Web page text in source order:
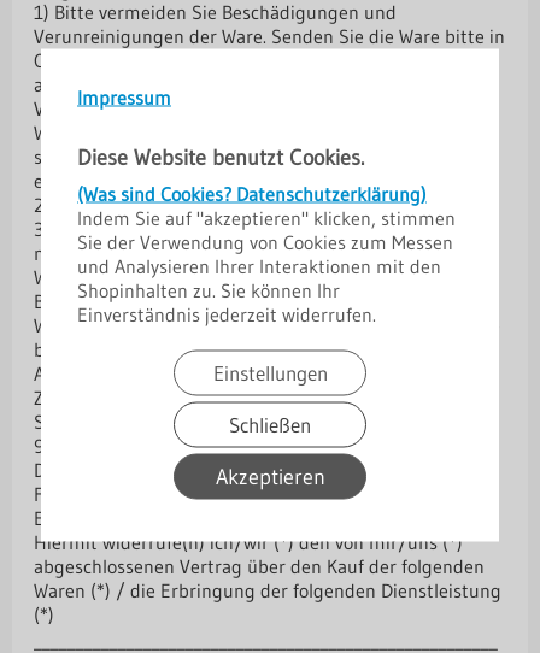
Impressum
Diese Website benutzt Cookies.
(Was sind Cookies? Datenschutzerklärung)
Indem Sie auf "akzeptieren" klicken, stimmen
Sie der Verwendung von Cookies zum Messen
und Analysieren Ihrer Interaktionen mit den
Shopinhalten zu. Sie können Ihr
Einverständnis jederzeit widerrufen.
Einstellungen
Schließen
Akzeptieren
1) Bitte vermeiden Sie Beschädigungen und
Verunreinigungen der Ware. Senden Sie die Ware bitte in
Originalverpackung mit sämtlichem Zubehör und mit
allen Verpackungsbestandteilen an uns zurück.
Verwenden Sie ggf. eine schützende Umverpackung.
Wenn Sie die Originalverpackung nicht mehr besitzen,
sorgen Sie bitte mit einer geeigneten Verpackung für
einen ausreichenden Schutz vor Transportschäden.
2) Senden Sie die Ware bitte nicht unfrei an uns zurück.
3) Bitte beachten Sie, dass die vorgenannten Ziffern 1-2
nicht Voraussetzung für die wirksame Ausübung des
Widerrufsrechts sind.
B. Widerrufsformular
Wenn Sie den Vertrag widerrufen wollen, dann füllen Sie
bitte dieses Formular aus und senden es zurück.
An
Zimmermann Dach- und Wandsysteme GmbH & Co. KG
Stilzendorf 35
91583 Schillingsfürst
Deutschland
Fax: +49 9868-9345613
E-Mail: info@zimmermann-trapezbleche.com
Hiermit widerrufe(n) ich/wir (*) den von mir/uns (*)
abgeschlossenen Vertrag über den Kauf der folgenden
Waren (*) / die Erbringung der folgenden Dienstleistung
(*)